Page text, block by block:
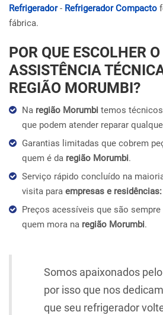
Refrigerador- Refrigerador Compacto
fábrica.
POR QUE ESCOLHER
ASSISTÊNCIA
REGIÃO MORUMBI?
Na região Morumbi temos
que podem atender reparar
Garantias limitadas que cobrem
quem é da região Morumbi.
Serviço rápido concluído na
visita para empresas e
Preços acessíveis que são
quem mora na região Morumbi.
Somos apaixonados
por isso que nos
que seu refrigerador